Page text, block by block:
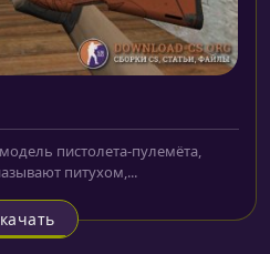
пистолета-пулемёта,
питухом,...